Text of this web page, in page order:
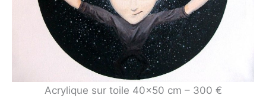
Acrylique sur toile 40×50 cm – 300 €